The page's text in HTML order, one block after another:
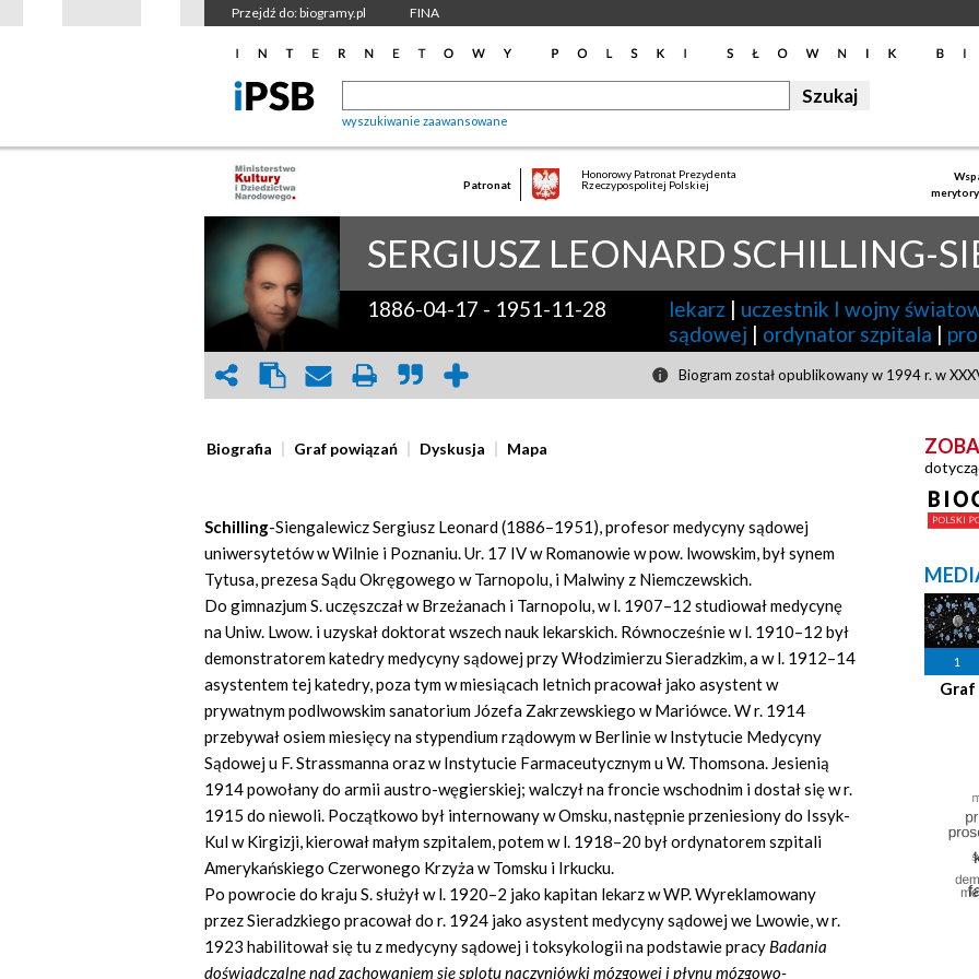
Przejdź do: biogramy.pl FINA
wyszukiwanie zaawansowane
Patronat
Honorowy Patronat Prezydenta
Rzeczypospolitej Polskiej
SERGIUSZ LEONARDSCHILLING-
1886-04-17 - 1951-11-28 lekarz | uczestnik I wojny
sądowej | ordynator szpitala |
Biogram został opublikowany w 1994 r. w
Biografia Graf powiązań Dyskusja Mapa
Schilling-Siengalewicz Sergiusz Leonard (1886–1951), profesor medycyny sądowej
uniwersytetów w Wilnie i Poznaniu. Ur. 17 IV w Romanowie w pow. lwowskim, był synem
Tytusa, prezesa Sądu Okręgowego w Tarnopolu, i Malwiny z Niemczewskich.
Do gimnazjum S. uczęszczał w Brzeżanach i Tarnopolu, w l. 1907–12 studiował medycynę
na Uniw. Lwow. i uzyskał doktorat wszech nauk lekarskich. Równocześnie w l. 1910–12 był
demonstratorem katedry medycyny sądowej przy Włodzimierzu Sieradzkim, a w l. 1912–14
asystentem tej katedry, poza tym w miesiącach letnich pracował jako asystent w
prywatnym podlwowskim sanatorium Józefa Zakrzewskiego w Mariówce. W r. 1914
przebywał osiem miesięcy na stypendium rządowym w Berlinie w Instytucie Medycyny
Sądowej u F. Strassmanna oraz w Instytucie Farmaceutycznym u W. Thomsona. Jesienią
1914 powołany do armii austro-węgierskiej; walczył na froncie wschodnim i dostał się w r.
1915 do niewoli. Początkowo był internowany w Omsku, następnie przeniesiony do Issyk-
Kul w Kirgizji, kierował małym szpitalem, potem w l. 1918–20 był ordynatorem szpitali
Amerykańskiego Czerwonego Krzyża w Tomsku i Irkucku.
Po powrocie do kraju S. służył w l. 1920–2 jako kapitan lekarz w WP. Wyreklamowany
przez Sieradzkiego pracował do r. 1924 jako asystent medycyny sądowej we Lwowie, w r.
1923 habilitował się tu z medycyny sądowej i toksykologii na podstawie pracy Badania
doświadczalne nad zachowaniem się splotu naczyniówki mózgowej i płynu mózgowo-
1
Graf